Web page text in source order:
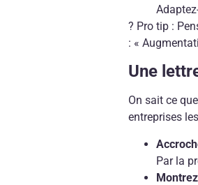
? Pro tip :
: «
Une
On sait ce
entreprises
Par la